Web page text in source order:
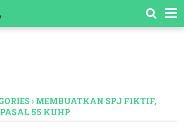
› MEMBUATKAN SPJ FIKTIF,
55 KUHP